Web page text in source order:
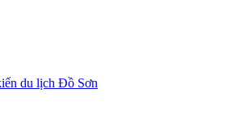
du lịch Đồ Sơn